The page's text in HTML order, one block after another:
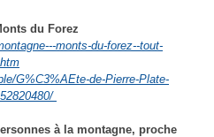
du Forez
monts-du-forez--tout-
G%C3%AEte-de-Pierre-Plate-
à la montagne, proche